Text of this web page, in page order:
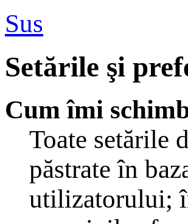
Sus
Setările şi
Cum îmi
Toate setările
păstrate în
utilizatorului;